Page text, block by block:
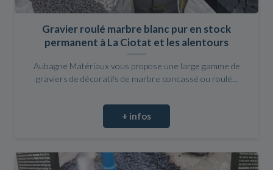
Gravier roulé marbre blanc pur en stock
permanent à La Ciotat et les alentours
Aubagne Matériaux vous propose une large gamme de
graviers de décoratifs de marbre concassé ou roulé...
+ infos